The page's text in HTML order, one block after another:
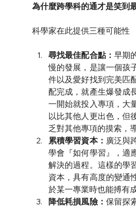
為什麼跨學科的通才是笑到
科學家在此提供三種可能性
尋找最佳配合點： 早期
慢的發展，是讓一個孩
件以及愛好找到完美匹
配完成，就產生爆發成
一開始就投入專項，大
以比其他人更出色，但
乏對其他專項的摸索，
累積學習資本： 廣泛與
學會『如何學習』，適
解決的過程。這樣的學
資本，具有高度的變通
於某一專業時也能搏有成
降低耗損風險： 保留探